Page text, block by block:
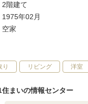
2階建て
1975年02月
空家
り リビング 洋室
まいの情報センター